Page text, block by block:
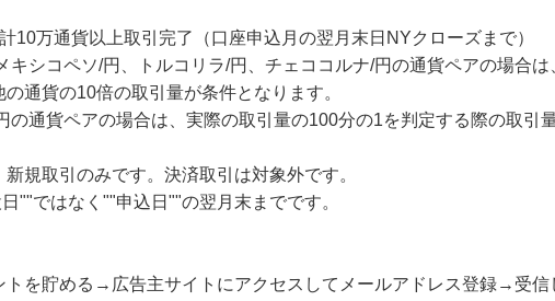
10万通貨以上取引完了（口座申込月の翌月末日NYクローズまで）
シコペソ/円、トルコリラ/円、チェココルナ/円の通貨ペアの場合は
通貨の10倍の取引量が条件となります。
通貨ペアの場合は、実際の取引量の100分の1を判定する際の取引
規取引のみです。決済取引は対象外です。
""ではなく""申込日""の翌月末までです。
トを貯める→広告主サイトにアクセスしてメールアドレス登録→受